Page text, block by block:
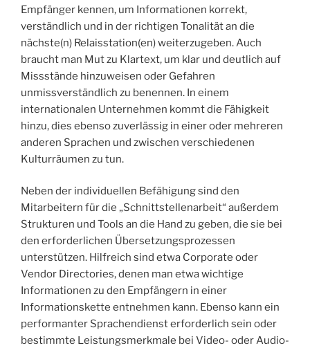
Empfänger kennen, um Informationen korrekt,
verständlich und in der richtigen Tonalität an die
nächste(n) Relaisstation(en) weiterzugeben. Auch
braucht man Mut zu Klartext, um klar und deutlich auf
Missstände hinzuweisen oder Gefahren
unmissverständlich zu benennen. In einem
internationalen Unternehmen kommt die Fähigkeit
hinzu, dies ebenso zuverlässig in einer oder mehreren
anderen Sprachen und zwischen verschiedenen
Kulturräumen zu tun.
Neben der individuellen Befähigung sind den
Mitarbeitern für die „Schnittstellenarbeit“ außerdem
Strukturen und Tools an die Hand zu geben, die sie bei
den erforderlichen Übersetzungsprozessen
unterstützen. Hilfreich sind etwa Corporate oder
Vendor Directories, denen man etwa wichtige
Informationen zu den Empfängern in einer
Informationskette entnehmen kann. Ebenso kann ein
performanter Sprachendienst erforderlich sein oder
bestimmte Leistungsmerkmale bei Video- oder Audio-